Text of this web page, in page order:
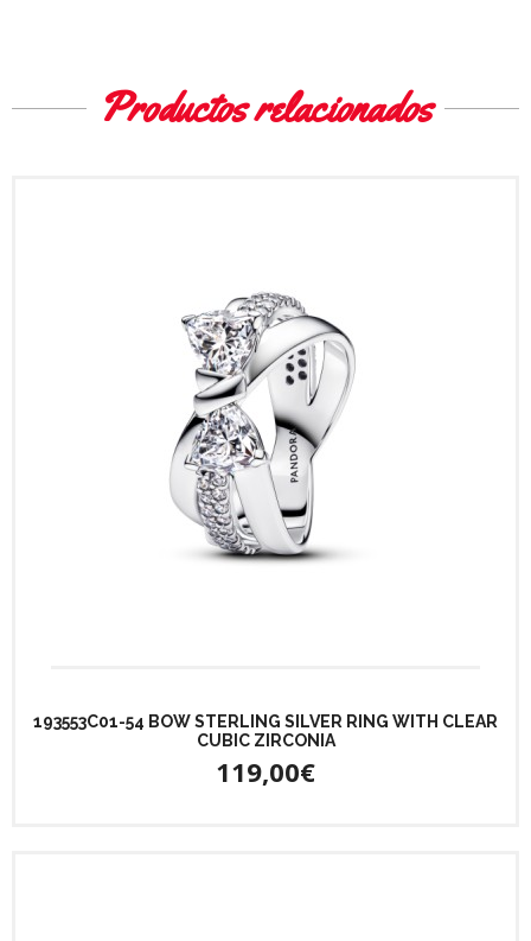
Productos relacionados
193553C01-54 BOW STERLING SILVER RING WITH CLEAR
CUBIC ZIRCONIA
119,00€